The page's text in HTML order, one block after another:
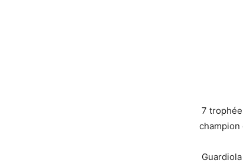
7
champion